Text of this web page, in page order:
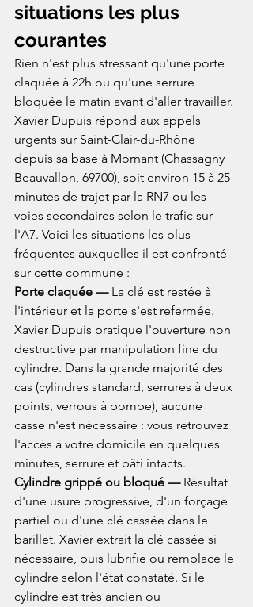
situations les plus
courantes
Rien n'est plus stressant qu'une porte
claquée à 22h ou qu'une serrure
bloquée le matin avant d'aller travailler.
Xavier Dupuis répond aux appels
urgents sur Saint-Clair-du-Rhône
depuis sa base à Mornant (Chassagny
Beauvallon, 69700), soit environ 15 à 25
minutes de trajet par la RN7 ou les
voies secondaires selon le trafic sur
l'A7. Voici les situations les plus
fréquentes auxquelles il est confronté
sur cette commune :
Porte claquée — La clé est restée à
l'intérieur et la porte s'est refermée.
Xavier Dupuis pratique l'ouverture non
destructive par manipulation fine du
cylindre. Dans la grande majorité des
cas (cylindres standard, serrures à deux
points, verrous à pompe), aucune
casse n'est nécessaire : vous retrouvez
l'accès à votre domicile en quelques
minutes, serrure et bâti intacts.
Cylindre grippé ou bloqué — Résultat
d'une usure progressive, d'un forçage
partiel ou d'une clé cassée dans le
barillet. Xavier extrait la clé cassée si
nécessaire, puis lubrifie ou remplace le
cylindre selon l'état constaté. Si le
cylindre est très ancien ou